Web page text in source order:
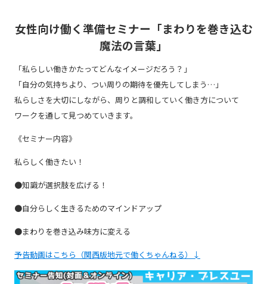
女性向け働く準備セミナー「まわりを巻き込む
魔法の言葉」
「私らしい働きかたってどんなイメージだろう？」
「自分の気持ちより、つい周りの期待を優先してしまう…」
私らしさを大切にしながら、周りと調和していく働き方について
ワークを通して見つめていきます。
《セミナー内容》
私らしく働きたい！
●知識が選択肢を広げる！
●自分らしく生きるためのマインドアップ
●まわりを巻き込み味方に変える
予告動画はこちら（関西版地元で働くちゃんねる）↓